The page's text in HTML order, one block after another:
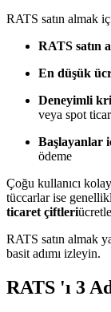
Kopya
Kâr
Bilgi
RATS satın almak
RATS satın
En düşük
Deneyimli
veya spot
Başlayanlar
ödeme
Çoğu kullanıcı
tüccarlar ise
ticaret çiftleri
RATS satın almak
basit adımı izleyin.
RATS 'ı 3